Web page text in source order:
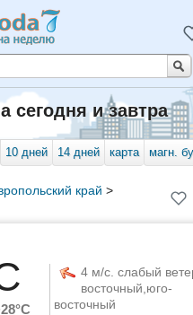
сегодня и завтра
10 дней 14 дней карта магн.
край >
4 м/с. слабый
восточный,юго-
восточный